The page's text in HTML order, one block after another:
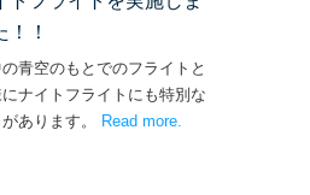
！！
の青空のもとでのフライトと
にナイトフライトにも特別な
あります。
Read more